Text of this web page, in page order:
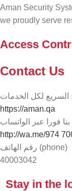
Aman Security
we proudly serve
Access
Contact Us
https://aman.qa
http://wa.me/974
رقم الهاتف (phone)
40003042
Stay in the